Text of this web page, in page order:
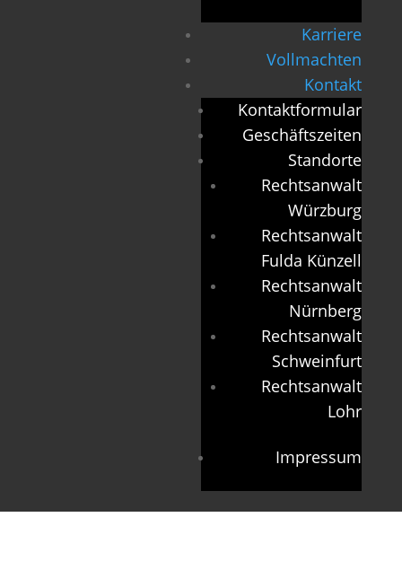
Karriere
Vollmachten
Kontakt
Kontaktformular
Geschäftszeiten
Standorte
Rechtsanwalt
Würzburg
Rechtsanwalt
Fulda Künzell
Rechtsanwalt
Nürnberg
Rechtsanwalt
Schweinfurt
Rechtsanwalt
Lohr
Impressum